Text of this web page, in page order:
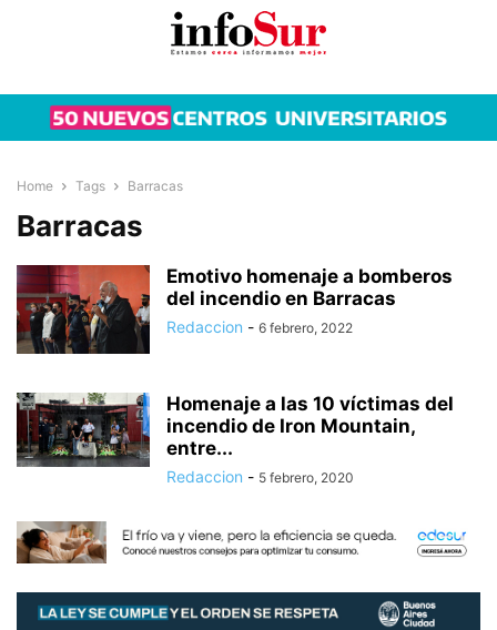
Home Tags Barracas
Barracas
Emotivo homenaje a bomberos
del incendio en Barracas
Redaccion - 6 febrero, 2022
Homenaje a las 10 víctimas del
incendio de Iron Mountain,
entre...
Redaccion - 5 febrero, 2020